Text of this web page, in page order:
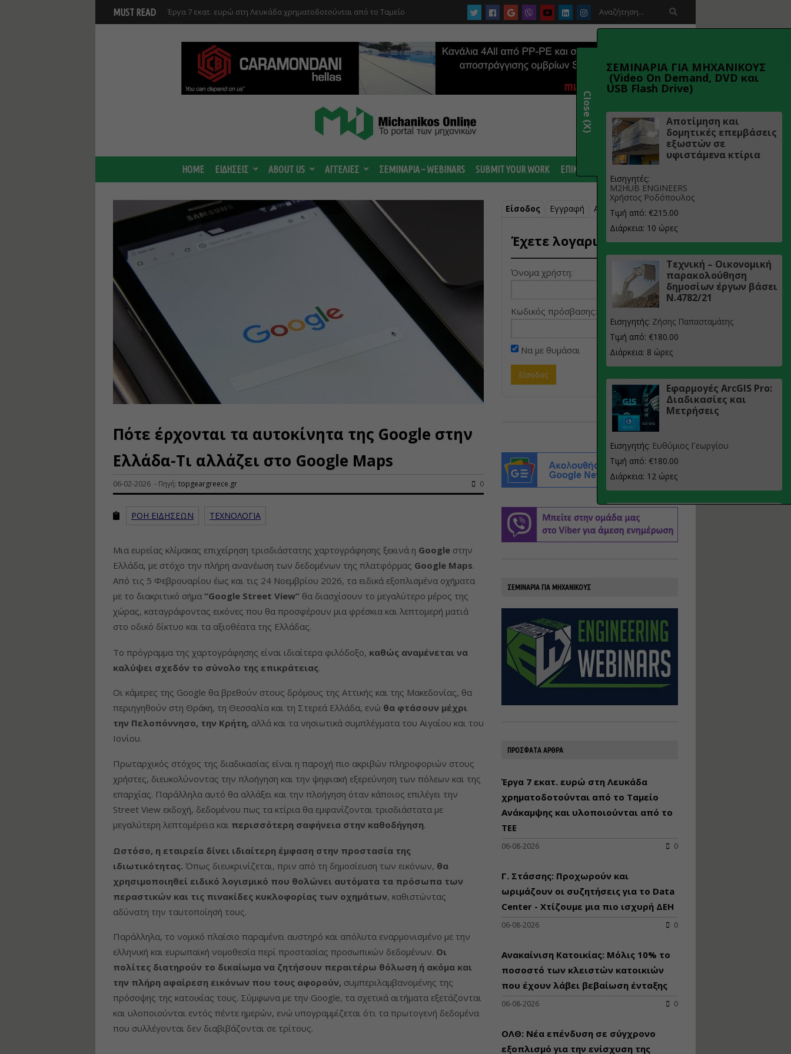
MUST READ Έργα 7 εκατ. ευρώ στη Λευκάδα χρηματοδοτούνται από το Ταμείο
Γ. Στάσσης: Προχωρούν και ωριμάζουν οι συζητήσεις για το Data
Center - Χτίζουμε μια πιο ισχυρή ΔΕΗ

HOME ΕΙΔΗΣΕΙΣ ABOUT US ΑΓΓΕΛΙΕΣ ΣΕΜΙΝΑΡΙΑ – WEBINARS SUBMIT YOUR WORK ΕΠΙΚΟΙΝΩΝΙΑ
Πότε έρχονται τα αυτοκίνητα της Google στην
Ελλάδα-Τι αλλάζει στο Google Maps
06-02-2026 - Πηγή: topgeargreece.gr 0
ΡΟΗ ΕΙΔΗΣΕΩΝ ΤΕΧΝΟΛΟΓΙΑ
Μια ευρείας κλίμακας επιχείρηση τρισδιάστατης χαρτογράφησης ξεκινά η Google στην
Ελλάδα, με στόχο την πλήρη ανανέωση των δεδομένων της πλατφόρμας Google Maps.
Από τις 5 Φεβρουαρίου έως και τις 24 Νοεμβρίου 2026, τα ειδικά εξοπλισμένα οχήματα
με το διακριτικό σήμα “Google Street View” θα διασχίσουν το μεγαλύτερο μέρος της
χώρας, καταγράφοντας εικόνες που θα προσφέρουν μια φρέσκια και λεπτομερή ματιά
στο οδικό δίκτυο και τα αξιοθέατα της Ελλάδας.
Το πρόγραμμα της χαρτογράφησης είναι ιδιαίτερα φιλόδοξο, καθώς αναμένεται να
καλύψει σχεδόν το σύνολο της επικράτειας.
Οι κάμερες της Google θα βρεθούν στους δρόμους της Αττικής και της Μακεδονίας, θα
περιηγηθούν στη Θράκη, τη Θεσσαλία και τη Στερεά Ελλάδα, ενώ θα φτάσουν μέχρι
την Πελοπόννησο, την Κρήτη, αλλά και τα νησιωτικά συμπλέγματα του Αιγαίου και του
Ιονίου.
Πρωταρχικός στόχος της διαδικασίας είναι η παροχή πιο ακριβών πληροφοριών στους
χρήστες, διευκολύνοντας την πλοήγηση και την ψηφιακή εξερεύνηση των πόλεων και της
επαρχίας. Παράλληλα αυτό θα αλλάξει και την πλοήγηση όταν κάποιος επιλέγει την
Street View εκδοχή, δεδομένου πως τα κτίρια θα εμφανίζονται τρισδιάστατα με
μεγαλύτερη λεπτομέρεια και περισσότερη σαφήνεια στην καθοδήγηση.
Ωστόσο, η εταιρεία δίνει ιδιαίτερη έμφαση στην προστασία της
ιδιωτικότητας. Όπως διευκρινίζεται, πριν από τη δημοσίευση των εικόνων, θα
χρησιμοποιηθεί ειδικό λογισμικό που θολώνει αυτόματα τα πρόσωπα των
περαστικών και τις πινακίδες κυκλοφορίας των οχημάτων, καθιστώντας
αδύνατη την ταυτοποίησή τους.
Παράλληλα, το νομικό πλαίσιο παραμένει αυστηρό και απόλυτα εναρμονισμένο με την
ελληνική και ευρωπαϊκή νομοθεσία περί προστασίας προσωπικών δεδομένων. Οι
πολίτες διατηρούν το δικαίωμα να ζητήσουν περαιτέρω θόλωση ή ακόμα και
την πλήρη αφαίρεση εικόνων που τους αφορούν, συμπεριλαμβανομένης της
πρόσοψης της κατοικίας τους. Σύμφωνα με την Google, τα σχετικά αιτήματα εξετάζονται
και υλοποιούνται εντός πέντε ημερών, ενώ υπογραμμίζεται ότι τα πρωτογενή δεδομένα
που συλλέγονται δεν διαβιβάζονται σε τρίτους.
Είσοδος Εγγραφή Ανάκτηση κωδικού
Έχετε λογαριασμό;
Όνομα χρήστη:
Κωδικός πρόσβασης:
Να με θυμάσαι
ΣΕΜΙΝΑΡΙΑ ΓΙΑ ΜΗΧΑΝΙΚΟΥΣ
ΠΡΟΣΦΑΤΑ ΑΡΘΡΑ
Έργα 7 εκατ. ευρώ στη Λευκάδα
χρηματοδοτούνται από το Ταμείο
Ανάκαμψης και υλοποιούνται από το
ΤΕΕ
06-08-2026 0
Γ. Στάσσης: Προχωρούν και
ωριμάζουν οι συζητήσεις για το Data
Center - Χτίζουμε μια πιο ισχυρή ΔΕΗ
06-08-2026 0
Ανακαίνιση Κατοικίας: Μόλις 10% το
ποσοστό των κλειστών κατοικιών
που έχουν λάβει βεβαίωση ένταξης
06-08-2026 0
ΟΛΘ: Νέα επένδυση σε σύγχρονο
εξοπλισμό για την ενίσχυση της
ΣΕΜΙΝΑΡΙΑ ΓΙΑ ΜΗΧΑΝΙΚΟΥΣ
(Video On Demand, DVD και
USB Flash Drive)
Αποτίμηση και
δομητικές επεμβάσεις
εξωστών σε
υφιστάμενα κτίρια
Εισηγητές:
M2HUB ENGINEERS
Χρήστος Ροδόπουλος
Τιμή από: €215.00
Διάρκεια: 10 ώρες
Τεχνική – Οικονομική
παρακολούθηση
δημοσίων έργων βάσει
Ν.4782/21
Εισηγητής: Ζήσης Παπασταμάτης
Τιμή από: €180.00
Διάρκεια: 8 ώρες
Εφαρμογές ArcGIS Pro:
Διαδικασίες και
Μετρήσεις
Εισηγητής: Ευθύμιος Γεωργίου
Τιμή από: €180.00
Διάρκεια: 12 ώρες
υλοποίηση
φωτοβολταϊκών
Τιμή από: €230.00
Διάρκεια: 16 ώρες
Αρχιτεκτονικός
Σχεδιασμός με το
Rhinoceros
κoλυμβητικής
υδατοδεξαμενής
Χρήστος Ροδόπουλος
Διάρκεια: 14 ώρες
Διαδικασία
αδειοδότησης και
έκδοσης
κατάταξης
Εισηγητές:
Γραμματή Μπακλατσή
Νικόλαος Σαρούκος
Διάρκεια: 8 ώρες
Close (X)